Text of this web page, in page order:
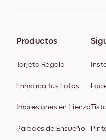
Productos
Tarjeta Regalo
Enmarca Tus Fotos
Impresiones en Lienzo
Paredes de Ensueño